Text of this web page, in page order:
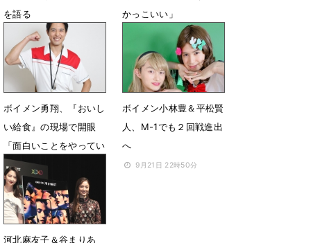
を語る
5月30日 18時00分
かっこいい」
3月4日 08時36分
ボイメン勇翔、『おいし
い給食』の現場で開眼
「面白いことをやってい
こう」
11月14日 23時53分
ボイメン小林豊＆平松賢
人、M-1でも２回戦進出
へ
9月21日 22時50分
河北麻友子＆谷まりあ